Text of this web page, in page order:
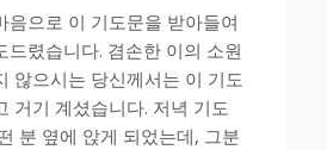
음으로 이 기도문을 받아들여
드렸습니다. 겸손한 이의 소원
않으시는 당신께서는 이 기도
거기 계셨습니다. 저녁 기도
분 옆에 앉게 되었는데, 그분